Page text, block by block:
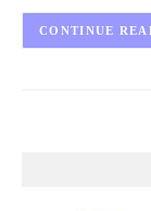
CONTINUE